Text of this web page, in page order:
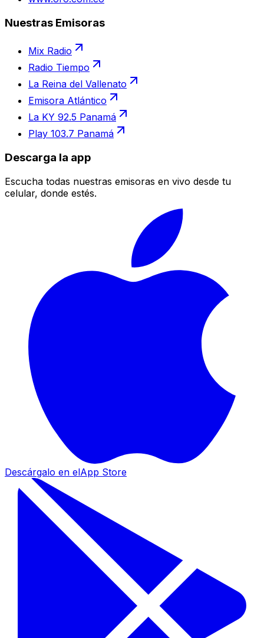
Nuestras Emisoras
Mix Radio
Radio Tiempo
La Reina del Vallenato
Emisora Atlántico
La KY 92.5 Panamá
Play 103.7 Panamá
Descarga la app
Escucha todas nuestras emisoras en vivo desde tu
celular, donde estés.
Descárgalo en elApp Store